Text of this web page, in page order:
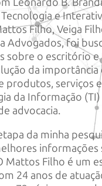
e
Filho, Veiga
Advogados, foi
sobre o escritório e
da importância
produtos, serviços
da Informação (TI)
advocacia.
da minha
informações
Mattos Filho é um
24 anos de